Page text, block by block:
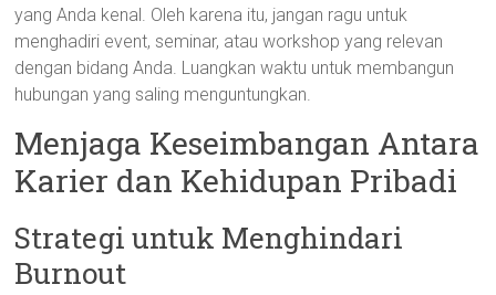
yang Anda kenal. Oleh karena itu, jangan ragu untuk
menghadiri event, seminar, atau workshop yang relevan
dengan bidang Anda. Luangkan waktu untuk membangun
hubungan yang saling menguntungkan.
Menjaga Keseimbangan Antara
Karier dan Kehidupan Pribadi
Strategi untuk Menghindari
Burnout